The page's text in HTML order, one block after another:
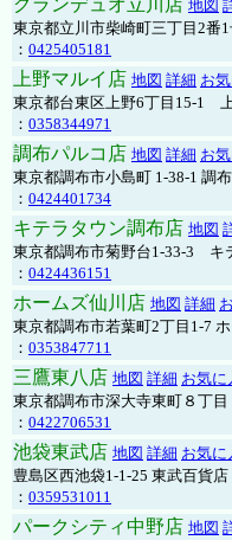
グランデュオ立川店 地図
東京都立川市柴崎町三丁目2番
： 0425405181
上野マルイ店 地図 詳細 お
東京都台東区上野6丁目15-1
： 0358344971
調布パルコ店 地図 詳細 お
東京都調布市小島町 1-38-1 調
： 0424401734
キテラタウン調布店 地図
東京都調布市菊野台1-33-3 キ
： 0424436151
ホームズ仙川店 地図 詳細
東京都調布市若葉町2丁目1-7
： 0353847711
三鷹東八店 地図 詳細 お気に
東京都調布市深大寺東町８丁目
： 0422706531
池袋東武店 地図 詳細 お気に
豊島区西池袋1-1-25 東武百
： 0359531011
パークシティ中野店 地図